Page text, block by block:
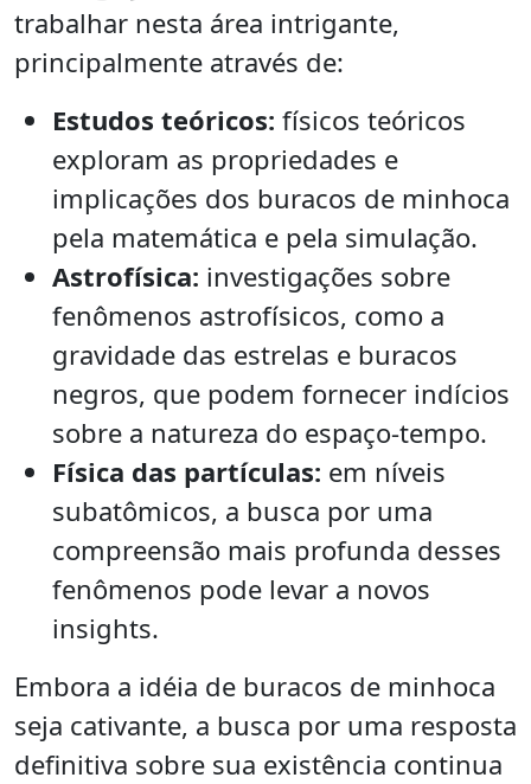
trabalhar nesta área intrigante,
principalmente através de:
Estudos teóricos: físicos teóricos
exploram as propriedades e
implicações dos buracos de minhoca
pela matemática e pela simulação.
Astrofísica: investigações sobre
fenômenos astrofísicos, como a
gravidade das estrelas e buracos
negros, que podem fornecer indícios
sobre a natureza do espaço-tempo.
Física das partículas: em níveis
subatômicos, a busca por uma
compreensão mais profunda desses
fenômenos pode levar a novos
insights.
Embora a idéia de buracos de minhoca
seja cativante, a busca por uma resposta
definitiva sobre sua existência continua